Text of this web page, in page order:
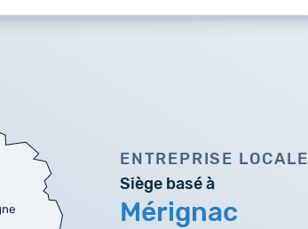
ENTREPRISE LOCALE
Siège basé à
Mérignac